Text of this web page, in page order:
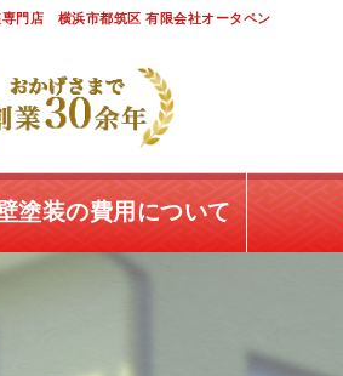
門店 横浜市都筑区 有限会社オータペン
塗装の費用について